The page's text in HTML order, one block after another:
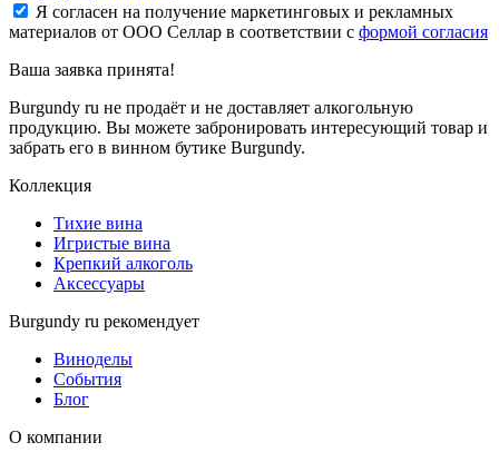
Я согласен на получение маркетинговых и рекламных
материалов от ООО Селлар в соответствии с формой согласия
Ваша заявка принята!
Burgundy ru не продаёт и не доставляет алкогольную
продукцию. Вы можете забронировать интересующий товар и
забрать его в винном бутике Burgundy.
Коллекция
Тихие вина
Игристые вина
Крепкий алкоголь
Аксессуары
Burgundy ru рекомендует
Виноделы
События
Блог
О компании